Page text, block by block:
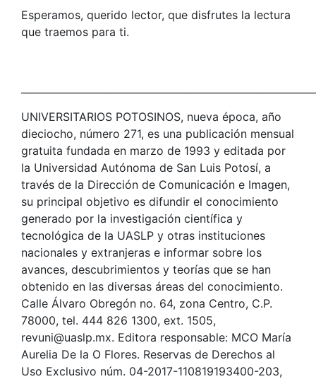
Esperamos, querido lector, que disfrutes la lectura
que traemos para ti.
UNIVERSITARIOS POTOSINOS, nueva época, año
dieciocho, número 271, es una publicación mensual
gratuita fundada en marzo de 1993 y editada por
la Universidad Autónoma de San Luis Potosí, a
través de la Dirección de Comunicación e Imagen,
su principal objetivo es difundir el conocimiento
generado por la investigación científica y
tecnológica de la UASLP y otras instituciones
nacionales y extranjeras e informar sobre los
avances, descubrimientos y teorías que se han
obtenido en las diversas áreas del conocimiento.
Calle Álvaro Obregón no. 64, zona Centro, C.P.
78000, tel. 444 826 1300, ext. 1505,
revuni@uaslp.mx. Editora responsable: MCO María
Aurelia De la O Flores. Reservas de Derechos al
Uso Exclusivo núm. 04-2017-110819193400-203,